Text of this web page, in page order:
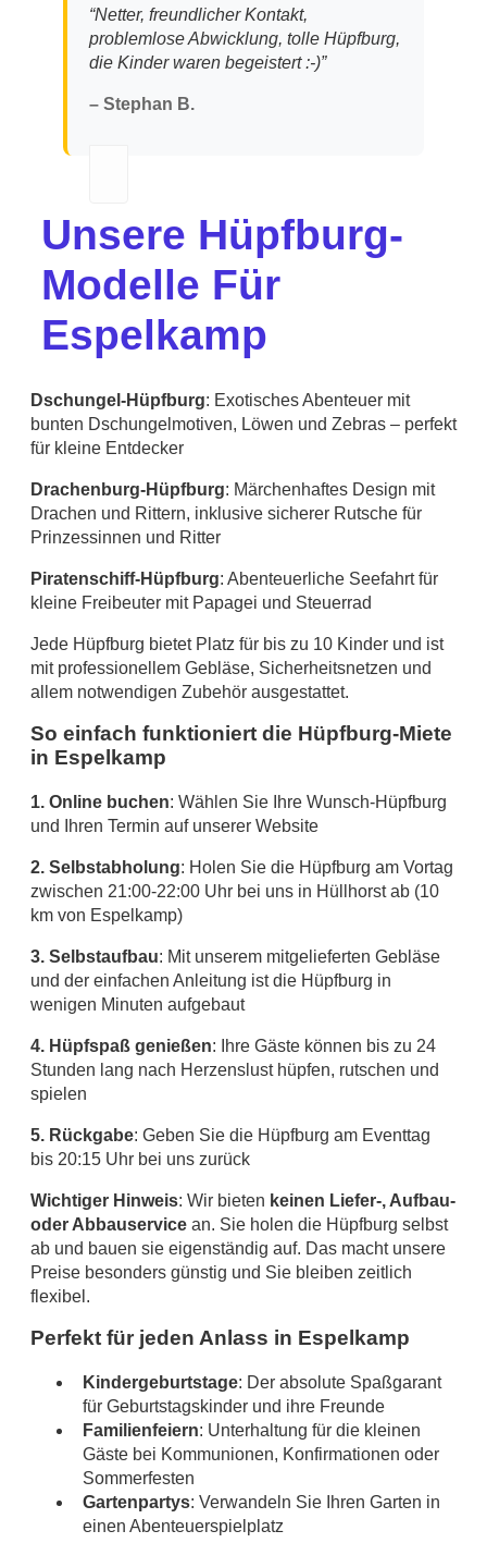
“Netter, freundlicher Kontakt,
problemlose Abwicklung, tolle Hüpfburg,
die Kinder waren begeistert :-)”
– Stephan B.
Unsere Hüpfburg-
Modelle Für
Espelkamp
Dschungel-Hüpfburg: Exotisches Abenteuer mit
bunten Dschungelmotiven, Löwen und Zebras – perfekt
für kleine Entdecker
Drachenburg-Hüpfburg: Märchenhaftes Design mit
Drachen und Rittern, inklusive sicherer Rutsche für
Prinzessinnen und Ritter
Piratenschiff-Hüpfburg: Abenteuerliche Seefahrt für
kleine Freibeuter mit Papagei und Steuerrad
Jede Hüpfburg bietet Platz für bis zu 10 Kinder und ist
mit professionellem Gebläse, Sicherheitsnetzen und
allem notwendigen Zubehör ausgestattet.
So einfach funktioniert die Hüpfburg-Miete
in Espelkamp
1. Online buchen: Wählen Sie Ihre Wunsch-Hüpfburg
und Ihren Termin auf unserer Website
2. Selbstabholung: Holen Sie die Hüpfburg am Vortag
zwischen 21:00-22:00 Uhr bei uns in Hüllhorst ab (10
km von Espelkamp)
3. Selbstaufbau: Mit unserem mitgelieferten Gebläse
und der einfachen Anleitung ist die Hüpfburg in
wenigen Minuten aufgebaut
4. Hüpfspaß genießen: Ihre Gäste können bis zu 24
Stunden lang nach Herzenslust hüpfen, rutschen und
spielen
5. Rückgabe: Geben Sie die Hüpfburg am Eventtag
bis 20:15 Uhr bei uns zurück
Wichtiger Hinweis: Wir bieten keinen Liefer-, Aufbau-
oder Abbauservice an. Sie holen die Hüpfburg selbst
ab und bauen sie eigenständig auf. Das macht unsere
Preise besonders günstig und Sie bleiben zeitlich
flexibel.
Perfekt für jeden Anlass in Espelkamp
Kindergeburtstage: Der absolute Spaßgarant
für Geburtstagskinder und ihre Freunde
Familienfeiern: Unterhaltung für die kleinen
Gäste bei Kommunionen, Konfirmationen oder
Sommerfesten
Gartenpartys: Verwandeln Sie Ihren Garten in
einen Abenteuerspielplatz